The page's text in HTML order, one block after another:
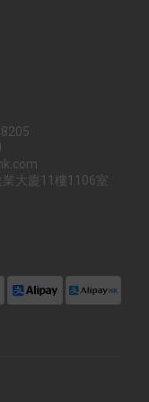
大廈11樓1106室